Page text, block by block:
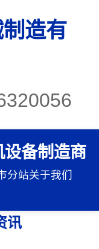
造有
备制造商
分站关于我们
讯